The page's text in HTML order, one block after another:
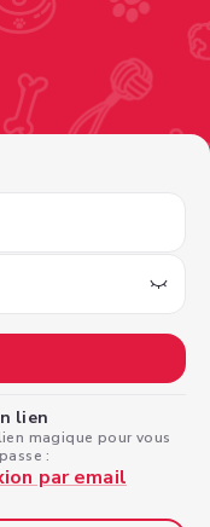
lien
magique pour vous
:
par email
ab95-